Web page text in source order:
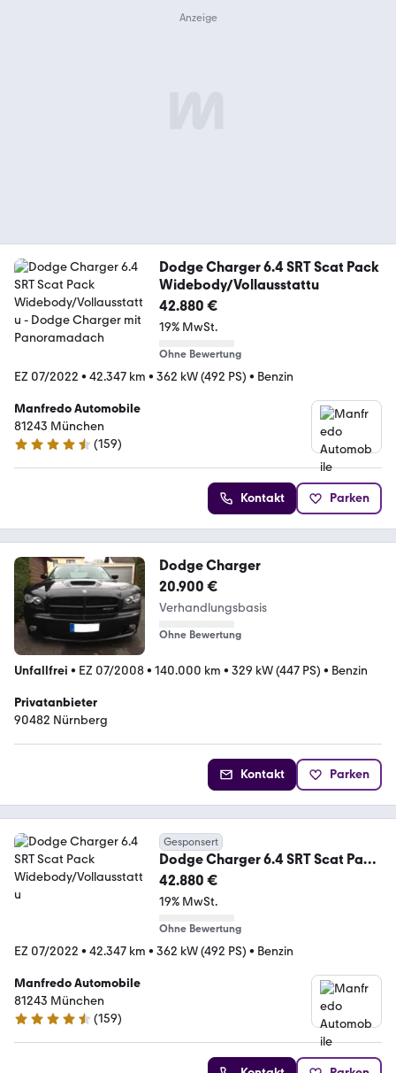
Dodge Charger 6.4 SRT Scat Pack
Widebody/Vollausstattu
42.880 €
19% MwSt.
Ohne Bewertung
EZ 07/2022 • 42.347 km • 362 kW (492 PS) • Benzin
Manfredo Automobile
81243 München
4.6 Sterne
(159)
Kontakt Parken
Dodge Charger
20.900 €
Verhandlungsbasis
Ohne Bewertung
Unfallfrei • EZ 07/2008• 140.000 km • 329 kW (447 PS) • Benzin
Privatanbieter
90482 Nürnberg
Kontakt Parken
Gesponsert
Dodge Charger 6.4 SRT Scat Pack
Widebody/Vollausstattu
42.880 €
19% MwSt.
Ohne Bewertung
EZ 07/2022 • 42.347 km • 362 kW (492 PS) • Benzin
Manfredo Automobile
81243 München
4.6 Sterne
(159)